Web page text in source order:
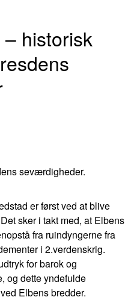
historisk
seværdigheder.
er først ved at blive
sker i takt med, at Elbens
fra ruindyngerne fra
i 2.verdenskrig.
for barok og
og dette yndefulde
Elbens bredder.